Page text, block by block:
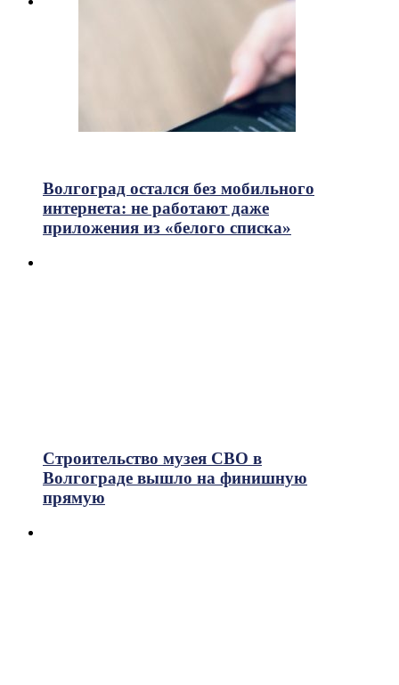
Волгоград остался без мобильного
интернета: не работают даже
приложения из «белого списка»
Строительство музея СВО в
Волгограде вышло на финишную
прямую